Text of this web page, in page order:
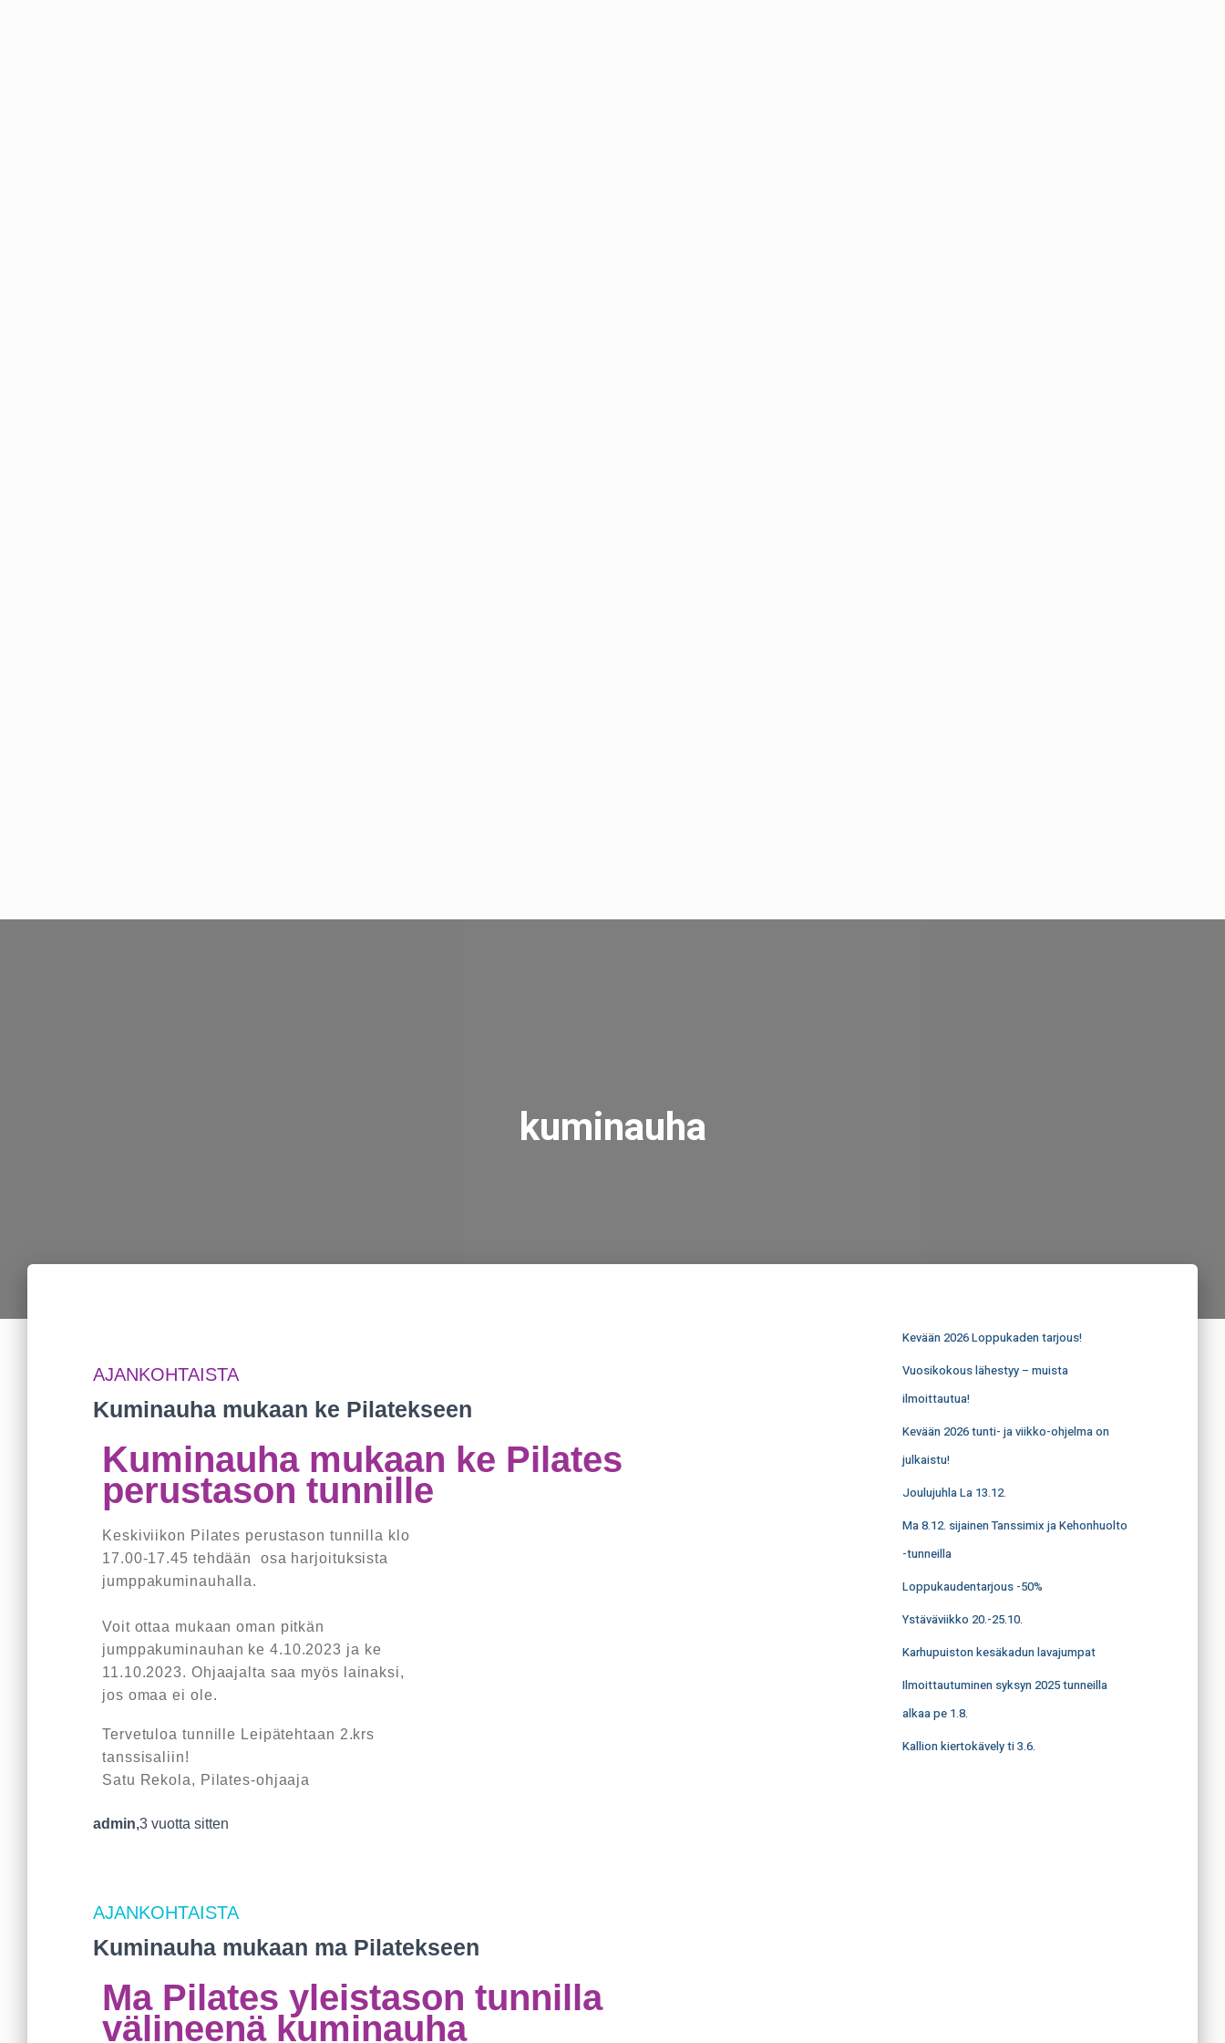
kuminauha
AJANKOHTAISTA
Kuminauha mukaan ke Pilatekseen
Kuminauha mukaan ke Pilates
perustason tunnille
Keskiviikon Pilates perustason tunnilla klo
17.00-17.45 tehdään osa harjoituksista
jumppakuminauhalla.
Voit ottaa mukaan oman pitkän
jumppakuminauhan ke 4.10.2023 ja ke
11.10.2023. Ohjaajalta saa myös lainaksi,
jos omaa ei ole.
Tervetuloa tunnille Leipätehtaan 2.krs
tanssisaliin!
Satu Rekola, Pilates-ohjaaja
admin,3 vuotta sitten
AJANKOHTAISTA
Kuminauha mukaan ma Pilatekseen
Ma Pilates yleistason tunnilla
välineenä kuminauha
Kevään 2026 Loppukaden tarjous!
Vuosikokous lähestyy – muista
ilmoittautua!
Kevään 2026 tunti- ja viikko-ohjelma on
julkaistu!
Joulujuhla La 13.12.
Ma 8.12. sijainen Tanssimix ja Kehonhuolto
-tunneilla
Loppukaudentarjous -50%
Ystäväviikko 20.-25.10.
Karhupuiston kesäkadun lavajumpat
Ilmoittautuminen syksyn 2025 tunneilla
alkaa pe 1.8.
Kallion kiertokävely ti 3.6.